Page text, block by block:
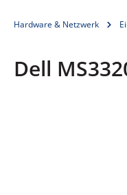
Hardware & Netzwerk
Dell